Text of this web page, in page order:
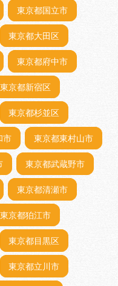
東京都国立市
東京都大田区
東京都府中市
東京都新宿区
東京都杉並区
市 東京都東村山市
東京都武蔵野市
東京都清瀬市
東京都狛江市
東京都目黒区
東京都立川市